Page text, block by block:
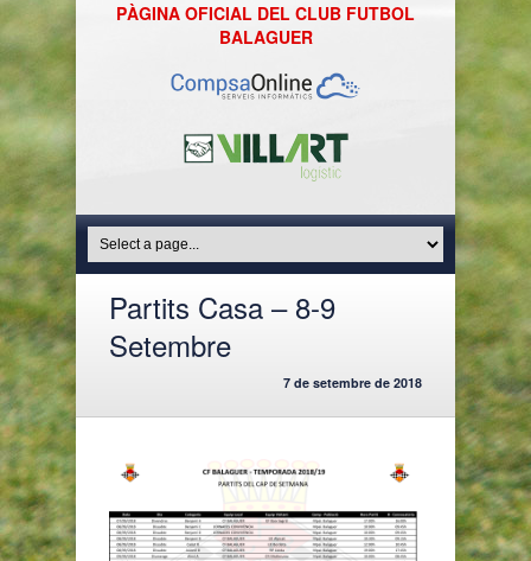
PÀGINA OFICIAL DEL CLUB FUTBOL
BALAGUER
Partits Casa – 8-9
Setembre
7 de setembre de 2018